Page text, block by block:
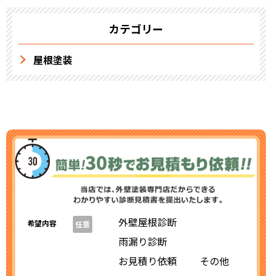
カテゴリー
屋根塗装
希望内容 任意
外壁屋根診断
雨漏り診断
お見積り依頼
その他